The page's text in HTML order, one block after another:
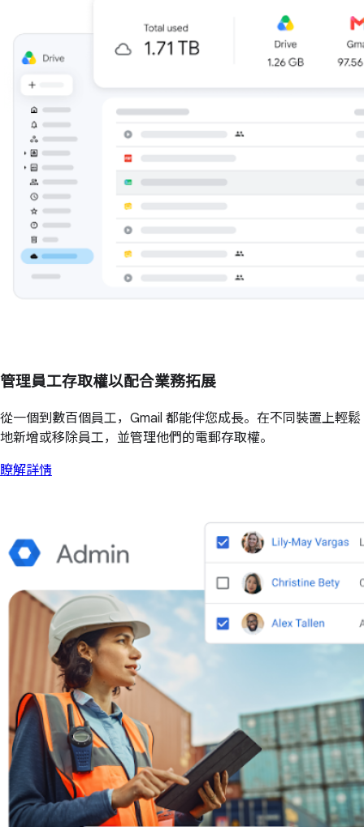
管理員工存取權以配合業務拓展
從一個到數百個員工，Gmail 都能伴您成長。在不同裝置上輕鬆
地新增或移除員工，並管理他們的電郵存取權。
瞭解詳情